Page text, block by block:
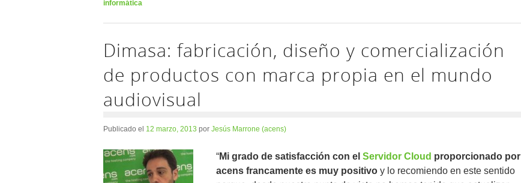
informática
Dimasa: fabricación, diseño y comercialización
de productos con marca propia en el mundo
audiovisual
Publicado el 12 marzo, 2013 por Jesús Marrone (acens)
“Mi grado de satisfacción con el Servidor Cloud proporcionado por
acens francamente es muy positivoy lo recomiendo en este sentido